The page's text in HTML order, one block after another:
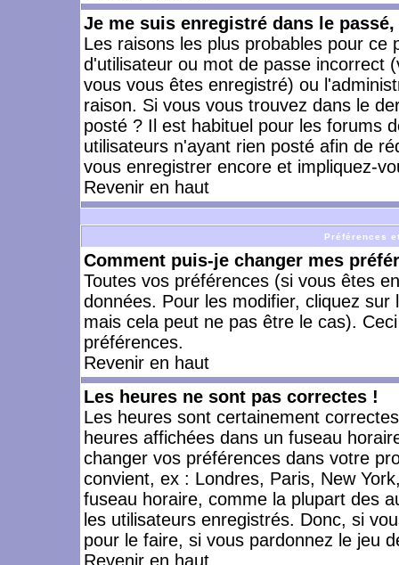
Je me suis enregistré dans le
Les raisons les plus probables pour
d'utilisateur ou mot de passe incorrect
vous vous êtes enregistré) ou
raison. Si vous vous trouvez dans le
posté ? Il est habituel pour les forums
utilisateurs n'ayant rien posté afin de
vous enregistrer encore et impliquez-
Revenir en haut
Préférences
Comment puis-je changer mes
Toutes vos préférences (si vous êtes
données. Pour les modifier, cliquez sur
mais cela peut ne pas être le cas).
préférences.
Revenir en haut
Les heures ne sont pas correctes !
Les heures sont certainement
heures affichées dans un fuseau
changer vos préférences dans votre
convient, ex : Londres, Paris, New
fuseau horaire, comme la plupart des
les utilisateurs enregistrés. Donc, si
pour le faire, si vous pardonnez le jeu
Revenir en haut